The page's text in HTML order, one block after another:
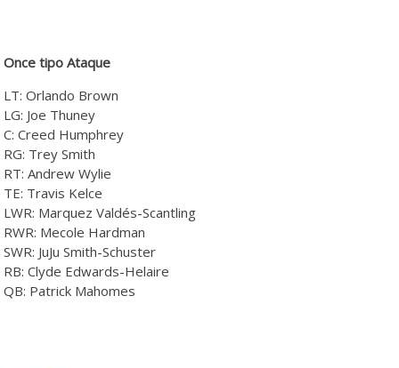
Once tipo Ataque
LT: Orlando Brown
LG: Joe Thuney
C: Creed Humphrey
RG: Trey Smith
RT: Andrew Wylie
TE: Travis Kelce
LWR: Marquez Valdés-Scantling
RWR: Mecole Hardman
SWR: JuJu Smith-Schuster
RB: Clyde Edwards-Helaire
QB: Patrick Mahomes